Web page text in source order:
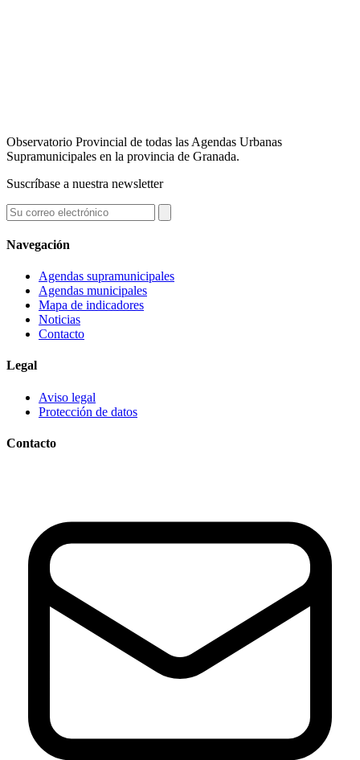
Observatorio Provincial de todas las Agendas Urbanas
Supramunicipales en la provincia de Granada.
Suscríbase a nuestra newsletter
Navegación
Agendas supramunicipales
Agendas municipales
Mapa de indicadores
Noticias
Contacto
Legal
Aviso legal
Protección de datos
Contacto